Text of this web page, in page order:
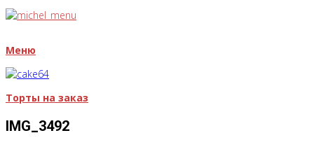
Меню
Торты на заказ
IMG_3492